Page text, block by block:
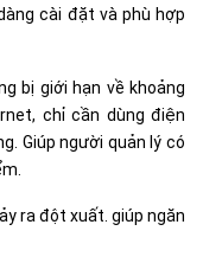
cài đặt và phù hợp
bị giới hạn về khoảng
chỉ cần dùng điện
Giúp người quản lý có
ra đột xuất. giúp ngăn